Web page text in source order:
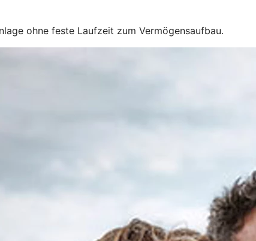
ohne feste Laufzeit zum Vermögensaufbau.